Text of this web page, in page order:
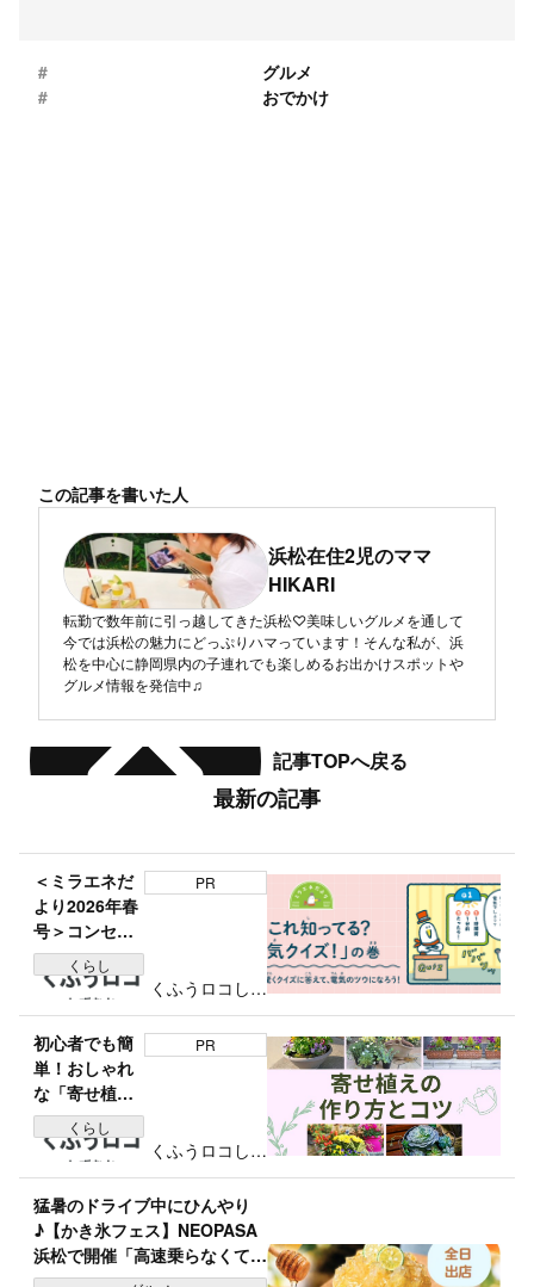
#
グルメ
#
おでかけ
この記事を書いた人
浜松在住2児のママ
HIKARI
転勤で数年前に引っ越してきた浜松♡美味しいグルメを通して
今では浜松の魅力にどっぷりハマっています！そんな私が、浜
松を中心に静岡県内の子連れでも楽しめるお出かけスポットや
グルメ情報を発信中♫
記事TOPへ戻る
最新の記事
＜ミラエネだ
より2026年春
号＞コンセン
トの穴の長さ
は？「これ知
ってる？電気
クイズ」の巻
くらし
PR
くふうロコしず
おか編集部
初心者でも簡
単！おしゃれ
な「寄せ植
え」の作り方
とコツをグリ
ーンアドバイ
ザーが紹介｜
春夏秋冬のお
すすめ植物リ
スト付き
くらし
PR
くふうロコしず
おか編集部
猛暑のドライブ中にひんやり
♪【かき氷フェス】NEOPASA
浜松で開催「高速乗らなくても
OK！」個性豊かな8店舗＆ご